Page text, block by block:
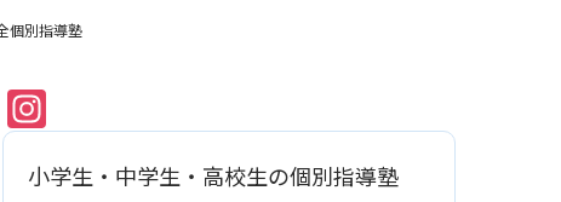
個別指導塾
Instagram
小学生・中学生・高校生の個別指導塾